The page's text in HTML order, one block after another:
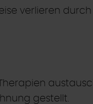
verlieren
gestellt.